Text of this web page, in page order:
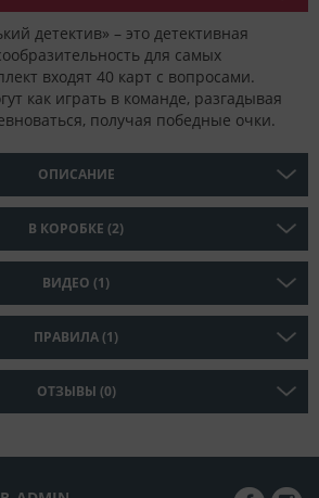
детектив» – это детективная
для самых
входят 40 карт с вопросами.
как играть в команде, разгадывая
получая победные очки.
ОПИСАНИЕ
В КОРОБКЕ (2)
ВИДЕО (1)
ПРАВИЛА (1)
ОТЗЫВЫ (0)